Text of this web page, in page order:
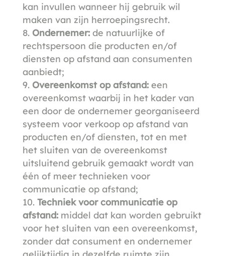
kan invullen wanneer hij gebruik wil
maken van zijn herroepingsrecht.
Ondernemer:de natuurlijke of
rechtspersoon die producten en/of
diensten op afstand aan consumenten
aanbiedt;
Overeenkomst op afstand: een
overeenkomst waarbij in het kader van
een door de ondernemer georganiseerd
systeem voor verkoop op afstand van
producten en/of diensten, tot en met
het sluiten van de overeenkomst
uitsluitend gebruik gemaakt wordt van
één of meer technieken voor
communicatie op afstand;
Techniek voor communicatie op
afstand:middel dat kan worden gebruikt
voor het sluiten van een overeenkomst,
zonder dat consument en ondernemer